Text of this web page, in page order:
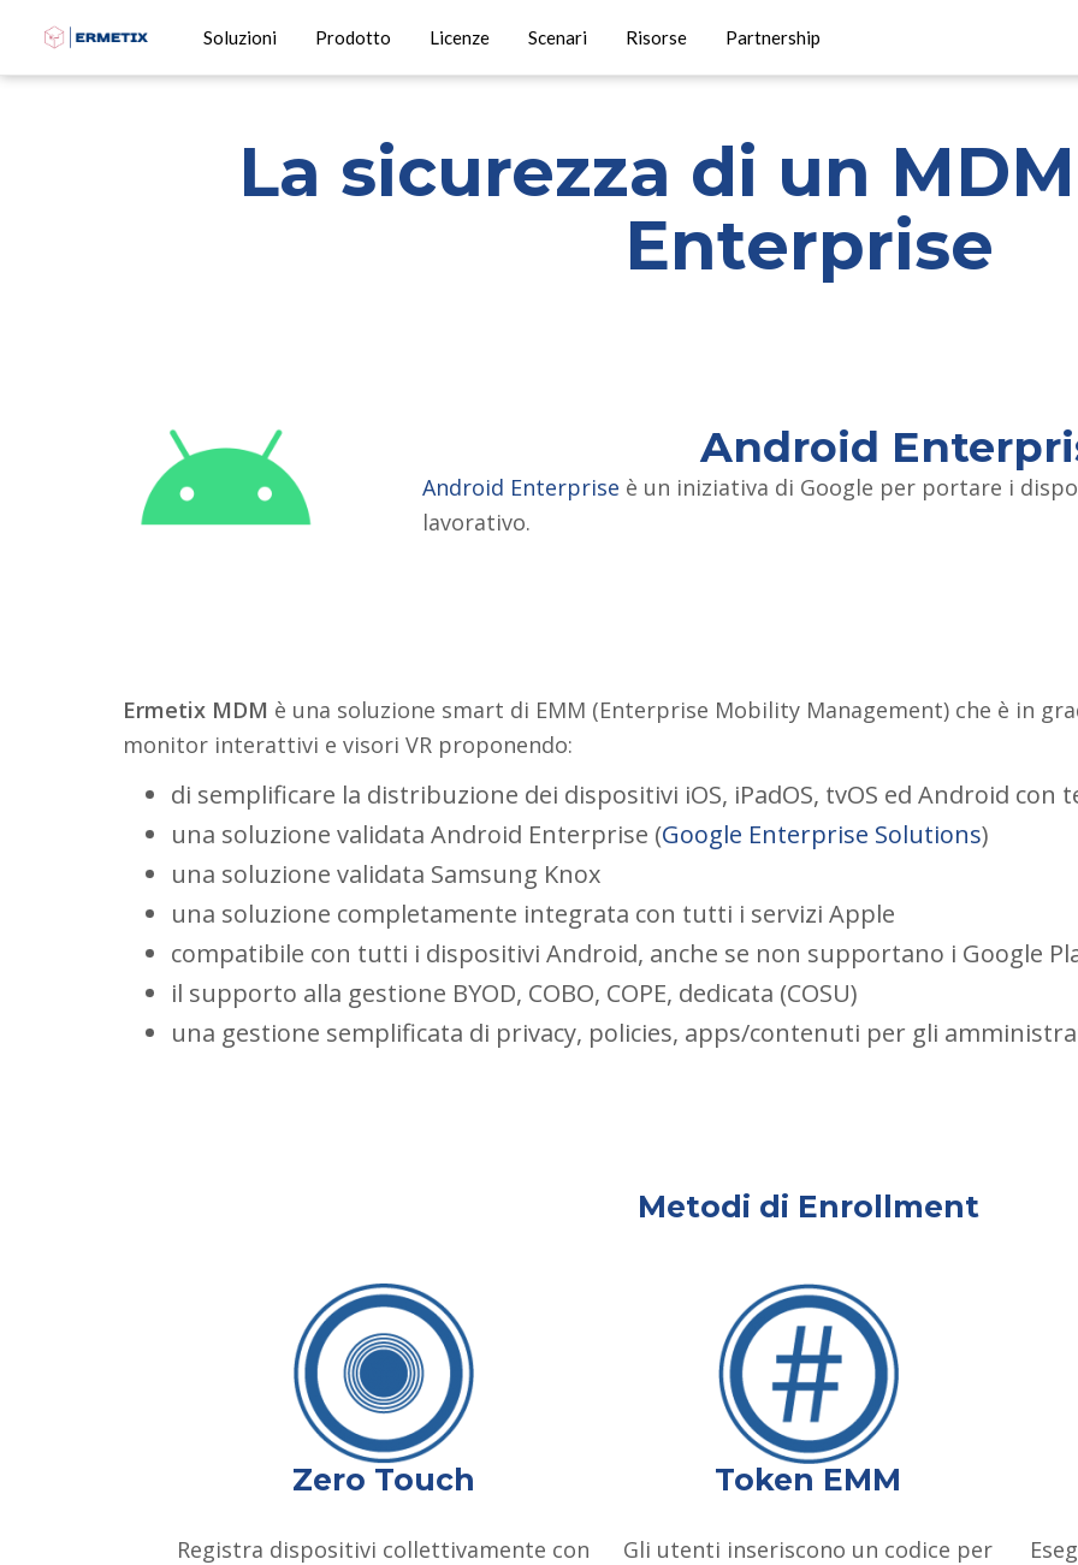
Soluzioni Prodotto Licenze Scenari Risorse Partnership
La sicurezza di un
Enterprise
Android
Android Enterprise è un iniziativa di Google per portare i
lavorativo.
Ermetix MDM è una soluzione smart di EMM (Enterprise Mobility Management) che è in
monitor interattivi e visori VR proponendo:
di semplificare la distribuzione dei dispositivi iOS, iPadOS, tvOS ed Android con
una soluzione validata Android Enterprise (Google Enterprise Solutions)
una soluzione validata Samsung Knox
una soluzione completamente integrata con tutti i servizi Apple
compatibile con tutti i dispositivi Android, anche se non supportano i Google
il supporto alla gestione BYOD, COBO, COPE, dedicata (COSU)
una gestione semplificata di privacy, policies, apps/contenuti per gli
Metodi di Enrollment
Zero Touch
Registra dispositivi collettivamente con
Token EMM
Gli utenti inseriscono un codice per